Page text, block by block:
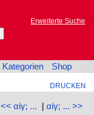
Erweiterte Suche
Kategorien Shop
DRUCKEN
<< αἰγ; ... | αἰγ; ... >>